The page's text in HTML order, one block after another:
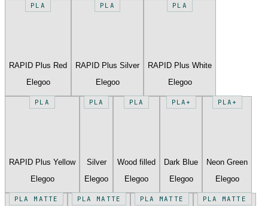
PLA
RAPID Plus Red
Elegoo
PLA
RAPID Plus Silver
Elegoo
PLA
RAPID Plus White
Elegoo
PLA
RAPID Plus Yellow
Elegoo
PLA
Silver
Elegoo
PLA
Wood filled
Elegoo
PLA+
Dark Blue
Elegoo
PLA+
Neon Green
Elegoo
PLA MATTE PLA MATTE PLA MATTE PLA MATTE